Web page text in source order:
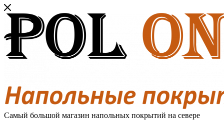
Самый большой магазин напольных покрытий на севере